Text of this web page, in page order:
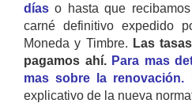
días o hasta que
carné definitivo expedido
Moneda y Timbre. Las
pagamos ahí. Para mas
mas sobre la renovación.
explicativo de la nueva